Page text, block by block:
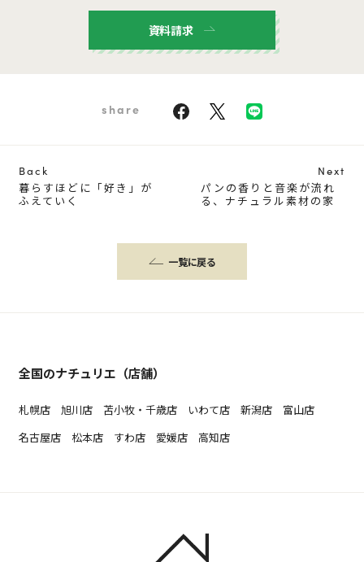
資料請求
share
Back
暮らすほどに「好き」が
ふえていく
一覧に戻る
Next
パンの香りと音楽が流れ
る、ナチュラル素材の家
全国のナチュリエ（店舗）
札幌店 旭川店 苫小牧・千歳店 いわて店 新潟店
富山店
名古屋店
松本店 すわ店 愛媛店 高知店